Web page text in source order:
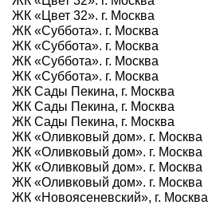
ЖК «Цвет 32». г. Москва
ЖК «Суббота». г. Москва
ЖК «Суббота». г. Москва
ЖК «Суббота». г. Москва
ЖК «Суббота». г. Москва
ЖК Сады Пекина, г. Москва
ЖК Сады Пекина, г. Москва
ЖК Сады Пекина, г. Москва
ЖК «Оливковый дом». г. Москва
ЖК «Оливковый дом». г. Москва
ЖК «Оливковый дом». г. Москва
ЖК «Оливковый дом». г. Москва
ЖК «Новоясеневский», г. Москва